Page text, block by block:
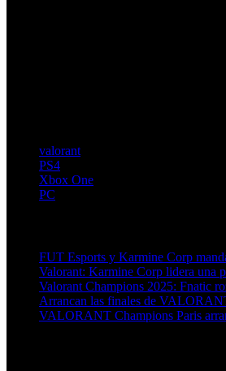
valorant
PS4
Xbox One
PC
FUT Esports y Karmine Corp
Valorant: Karmine Corp lidera una
Valorant Champions 2025: Fnatic
Arrancan las finales de
VALORANT Champions Paris